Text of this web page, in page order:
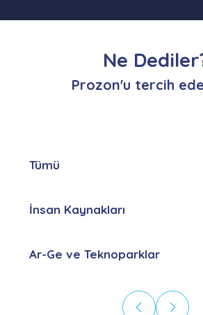
Ne
Prozon'u tercih
Tümü
İnsan Kaynakları
Ar-Ge ve Teknoparklar